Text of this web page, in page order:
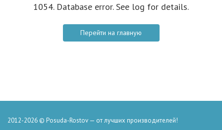
1054. Database error. See log for details.
Перейти на главную
2012-2026 © Posuda-Rostov — от лучших производителей!